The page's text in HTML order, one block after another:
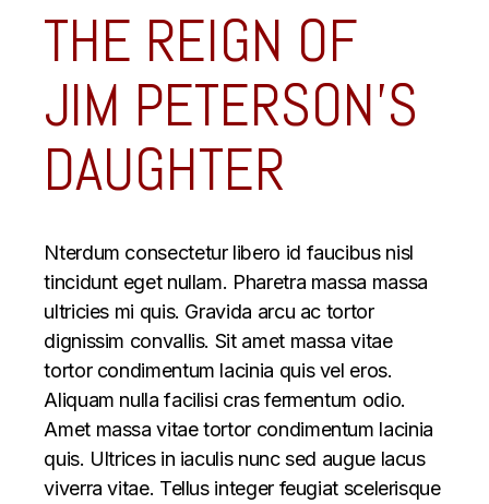
THE REIGN OF
JIM PETERSON’S
DAUGHTER
Nterdum consectetur libero id faucibus nisl
tincidunt eget nullam. Pharetra massa massa
ultricies mi quis. Gravida arcu ac tortor
dignissim convallis. Sit amet massa vitae
tortor condimentum lacinia quis vel eros.
Aliquam nulla facilisi cras fermentum odio.
Amet massa vitae tortor condimentum lacinia
quis. Ultrices in iaculis nunc sed augue lacus
viverra vitae. Tellus integer feugiat scelerisque